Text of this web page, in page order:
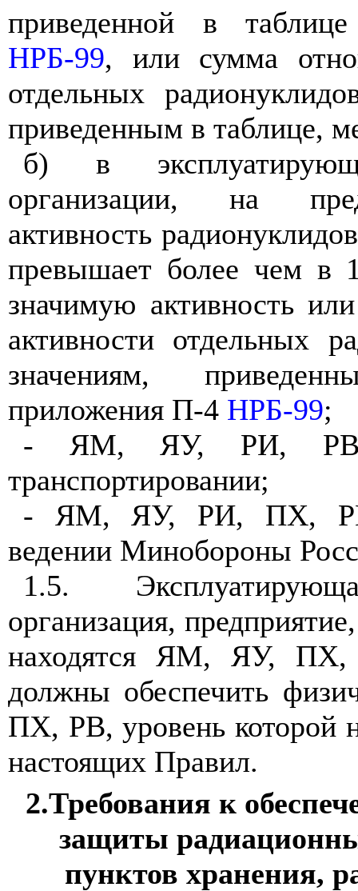
приведенной в
НРБ-99, или сумма
отдельных
приведенным в таблице,
б) в
организации, на
активность
превышает более чем в
значимую активность
активности отдельных
значениям,
приложения П-4 НРБ-99;
- ЯМ, ЯУ, РИ,
транспортировании;
- ЯМ, ЯУ, РИ, ПХ, РВ,
ведении Минобороны
1.5.
организация,
находятся ЯМ, ЯУ,
должны обеспечить
ПХ, РВ, уровень которой
настоящих Правил.
2.Требования к
защиты
пунктов хранения,